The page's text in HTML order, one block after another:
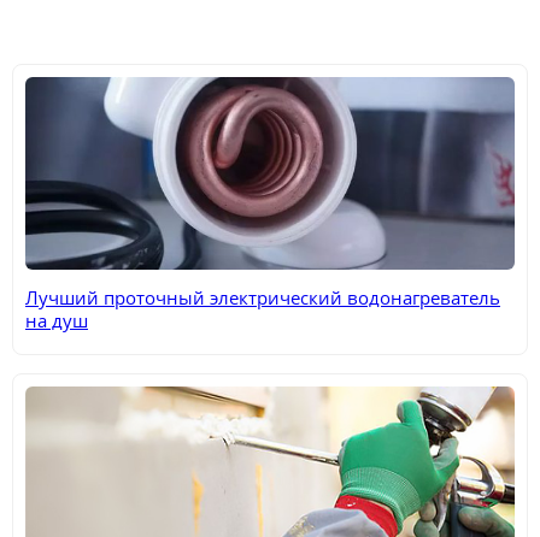
Лучший проточный электрический водонагреватель
на душ